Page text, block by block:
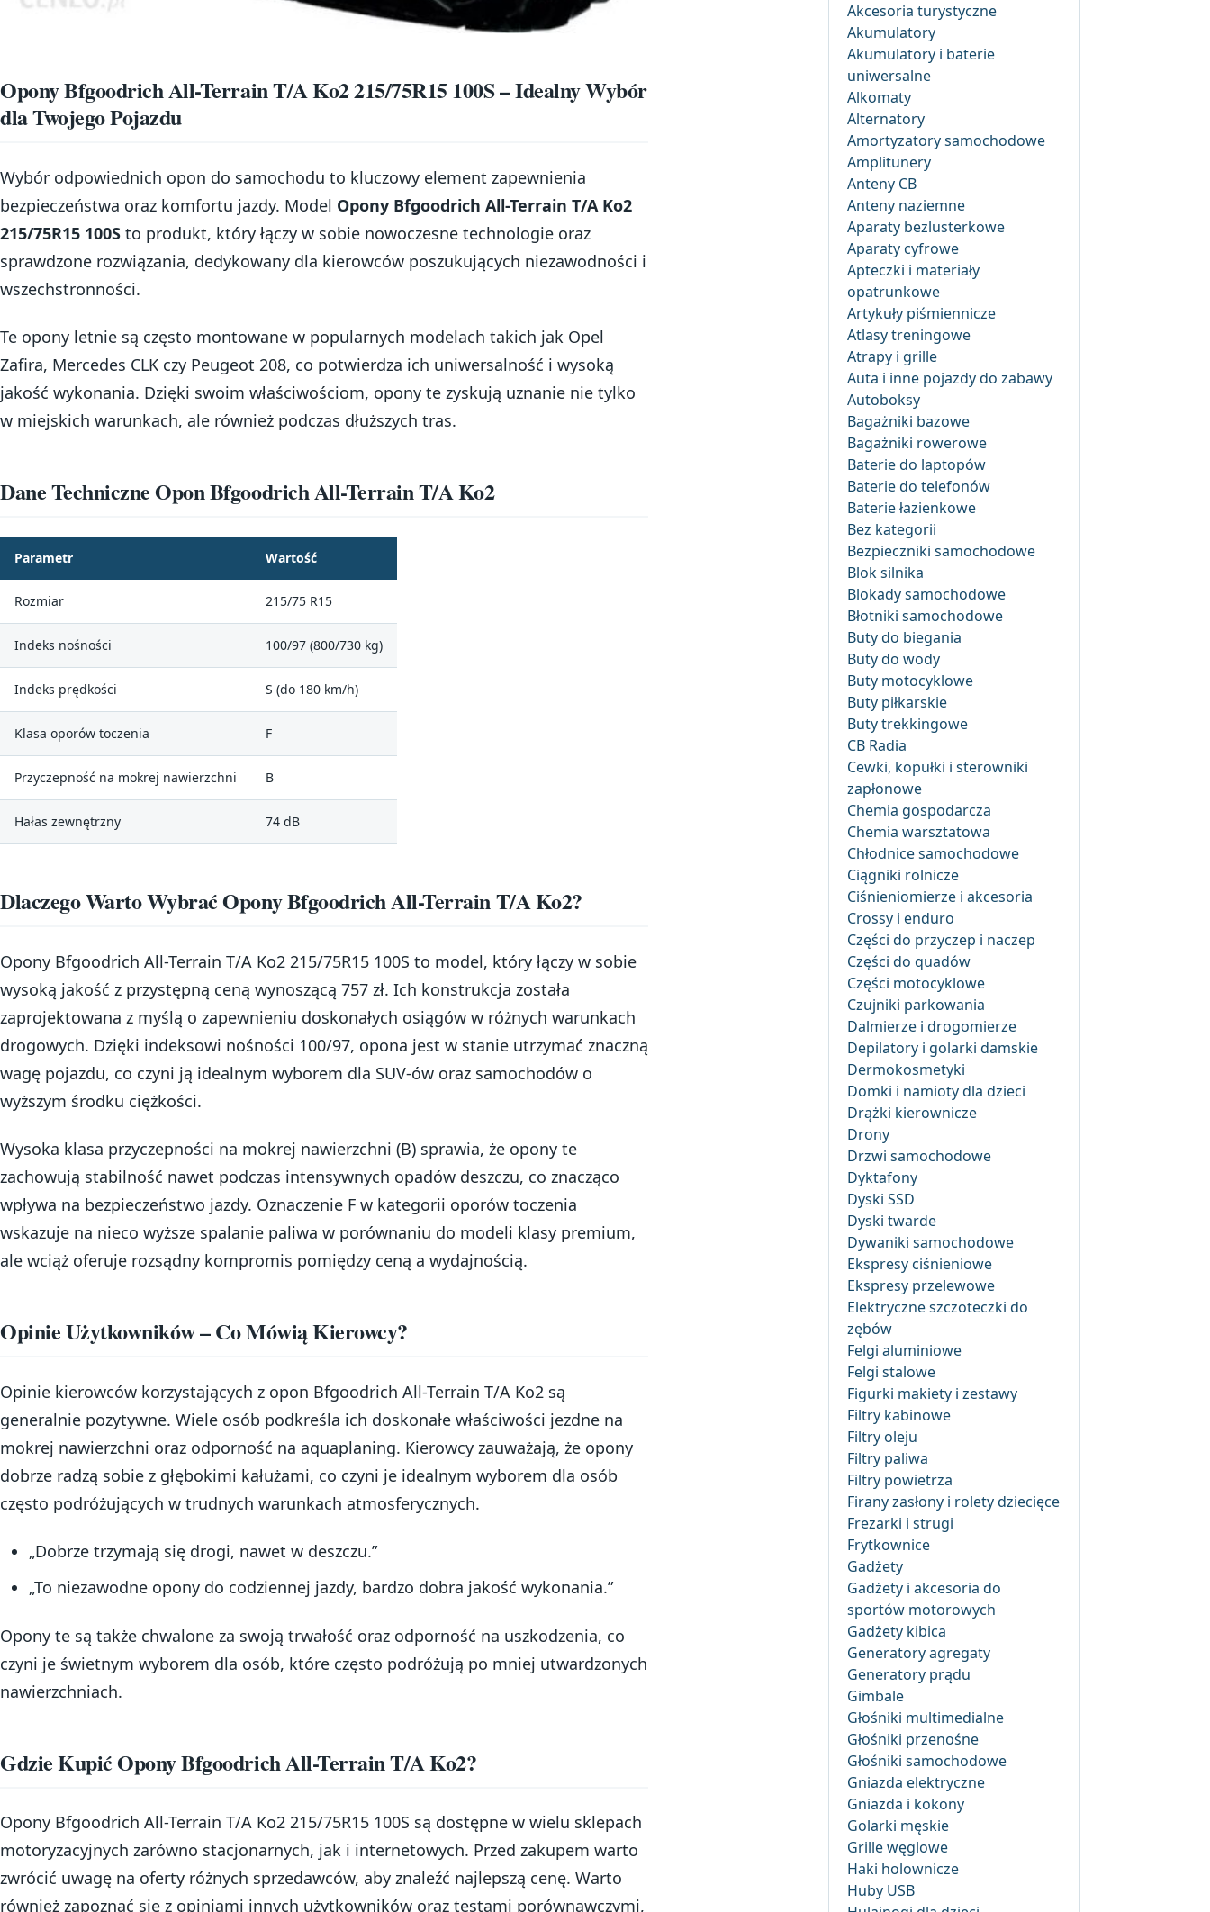
Opony Bfgoodrich All-Terrain T/A Ko2 215/75R15 100S – Idealny Wybór
dla Twojego Pojazdu
Wybór odpowiednich opon do samochodu to kluczowy element zapewnienia
bezpieczeństwa oraz komfortu jazdy. Model Opony Bfgoodrich All-Terrain T/A Ko2
215/75R15 100S to produkt, który łączy w sobie nowoczesne technologie oraz
sprawdzone rozwiązania, dedykowany dla kierowców poszukujących niezawodności i
wszechstronności.
Te opony letnie są często montowane w popularnych modelach takich jak Opel
Zafira, Mercedes CLK czy Peugeot 208, co potwierdza ich uniwersalność i wysoką
jakość wykonania. Dzięki swoim właściwościom, opony te zyskują uznanie nie tylko
w miejskich warunkach, ale również podczas dłuższych tras.
Dane Techniczne Opon Bfgoodrich All-Terrain T/A Ko2
Parametr Wartość
Rozmiar 215/75 R15
Indeks nośności 100/97 (800/730 kg)
Indeks prędkości S (do 180 km/h)
Klasa oporów toczenia F
Przyczepność na mokrej nawierzchni B
Hałas zewnętrzny 74 dB
Dlaczego Warto Wybrać Opony Bfgoodrich All-Terrain T/A Ko2?
Opony Bfgoodrich All-Terrain T/A Ko2 215/75R15 100S to model, który łączy w sobie
wysoką jakość z przystępną ceną wynoszącą 757 zł. Ich konstrukcja została
zaprojektowana z myślą o zapewnieniu doskonałych osiągów w różnych warunkach
drogowych. Dzięki indeksowi nośności 100/97, opona jest w stanie utrzymać znaczną
wagę pojazdu, co czyni ją idealnym wyborem dla SUV-ów oraz samochodów o
wyższym środku ciężkości.
Wysoka klasa przyczepności na mokrej nawierzchni (B) sprawia, że opony te
zachowują stabilność nawet podczas intensywnych opadów deszczu, co znacząco
wpływa na bezpieczeństwo jazdy. Oznaczenie F w kategorii oporów toczenia
wskazuje na nieco wyższe spalanie paliwa w porównaniu do modeli klasy premium,
ale wciąż oferuje rozsądny kompromis pomiędzy ceną a wydajnością.
Opinie Użytkowników – Co Mówią Kierowcy?
Opinie kierowców korzystających z opon Bfgoodrich All-Terrain T/A Ko2 są
generalnie pozytywne. Wiele osób podkreśla ich doskonałe właściwości jezdne na
mokrej nawierzchni oraz odporność na aquaplaning. Kierowcy zauważają, że opony
dobrze radzą sobie z głębokimi kałużami, co czyni je idealnym wyborem dla osób
często podróżujących w trudnych warunkach atmosferycznych.
„Dobrze trzymają się drogi, nawet w deszczu.”
„To niezawodne opony do codziennej jazdy, bardzo dobra jakość wykonania.”
Opony te są także chwalone za swoją trwałość oraz odporność na uszkodzenia, co
czyni je świetnym wyborem dla osób, które często podróżują po mniej utwardzonych
nawierzchniach.
Gdzie Kupić Opony Bfgoodrich All-Terrain T/A Ko2?
Opony Bfgoodrich All-Terrain T/A Ko2 215/75R15 100S są dostępne w wielu sklepach
motoryzacyjnych zarówno stacjonarnych, jak i internetowych. Przed zakupem warto
zwrócić uwagę na oferty różnych sprzedawców, aby znaleźć najlepszą cenę. Warto
również zapoznać się z opiniami innych użytkowników oraz testami porównawczymi,
Akcesoria turystyczne
Akumulatory
Akumulatory i baterie
uniwersalne
Alkomaty
Alternatory
Amortyzatory samochodowe
Amplitunery
Anteny CB
Anteny naziemne
Aparaty bezlusterkowe
Aparaty cyfrowe
Apteczki i materiały
opatrunkowe
Artykuły piśmiennicze
Atlasy treningowe
Atrapy i grille
Auta i inne pojazdy do zabawy
Autoboksy
Bagażniki bazowe
Bagażniki rowerowe
Baterie do laptopów
Baterie do telefonów
Baterie łazienkowe
Bez kategorii
Bezpieczniki samochodowe
Blok silnika
Blokady samochodowe
Błotniki samochodowe
Buty do biegania
Buty do wody
Buty motocyklowe
Buty piłkarskie
Buty trekkingowe
CB Radia
Cewki, kopułki i sterowniki
zapłonowe
Chemia gospodarcza
Chemia warsztatowa
Chłodnice samochodowe
Ciągniki rolnicze
Ciśnieniomierze i akcesoria
Crossy i enduro
Części do przyczep i naczep
Części do quadów
Części motocyklowe
Czujniki parkowania
Dalmierze i drogomierze
Depilatory i golarki damskie
Dermokosmetyki
Domki i namioty dla dzieci
Drążki kierownicze
Drony
Drzwi samochodowe
Dyktafony
Dyski SSD
Dyski twarde
Dywaniki samochodowe
Ekspresy ciśnieniowe
Ekspresy przelewowe
Elektryczne szczoteczki do
zębów
Felgi aluminiowe
Felgi stalowe
Figurki makiety i zestawy
Filtry kabinowe
Filtry oleju
Filtry paliwa
Filtry powietrza
Firany zasłony i rolety dziecięce
Frezarki i strugi
Frytkownice
Gadżety
Gadżety i akcesoria do
sportów motorowych
Gadżety kibica
Generatory agregaty
Generatory prądu
Gimbale
Głośniki multimedialne
Głośniki przenośne
Głośniki samochodowe
Gniazda elektryczne
Gniazda i kokony
Golarki męskie
Grille węglowe
Haki holownicze
Huby USB